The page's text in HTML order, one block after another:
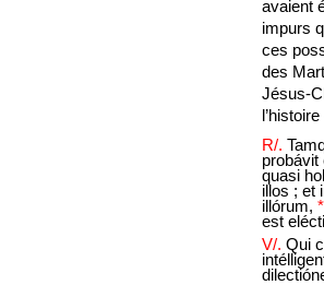
avaient
impurs
ces
des
Jésus-
R/.
probávit
quasi
illos ; et
illórum, *
est
V/. Qui